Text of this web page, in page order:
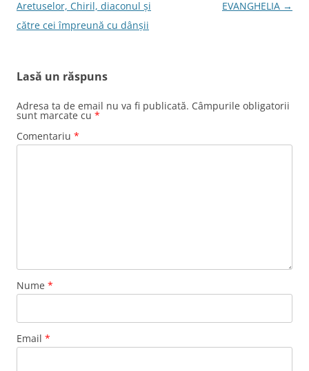
Aretuselor, Chiril, diaconul şi
către cei împreună cu dânşii
EVANGHELIA →
Lasă un răspuns
Adresa ta de email nu va fi publicată. Câmpurile obligatorii
sunt marcate cu *
Comentariu *
Nume *
Email *